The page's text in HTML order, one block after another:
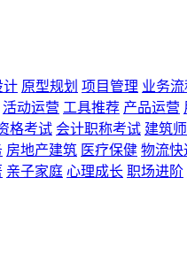
计 原型规划 项目管理 业务流
活动运营 工具推荐 产品运营
格考试 会计职称考试 建筑
房地产建筑 医疗保健 物流快
亲子家庭 心理成长 职场进阶